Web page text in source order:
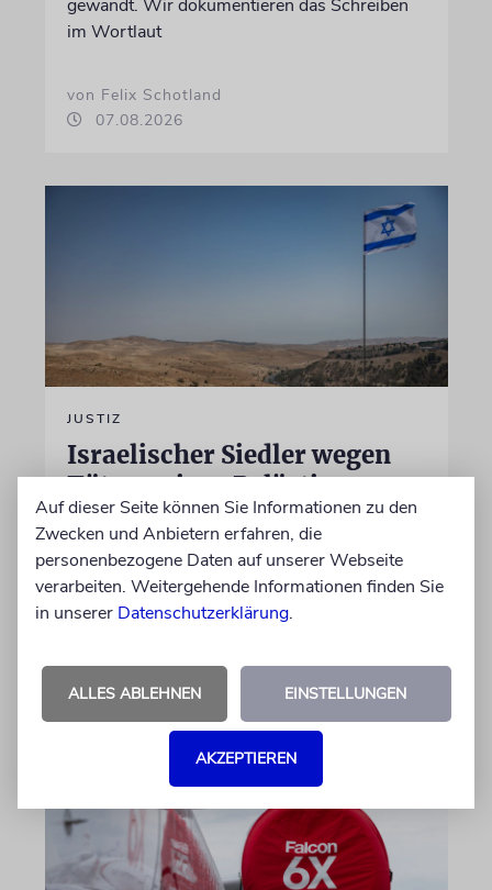
gewandt. Wir dokumentieren das Schreiben
im Wortlaut
von Felix Schotland
07.08.2026
JUSTIZ
Israelischer Siedler wegen
Tötung eines Palästinensers
angeklagt
Der getötete Aktivist setzte sich gegen
Siedlergewalt ein und war an dem Oscar-
prämierten Film »No Other Land« beteiligt.
07.08.2026
Auf dieser Seite können Sie Informationen zu den
Zwecken und Anbietern erfahren, die
personenbezogene Daten auf unserer Webseite
verarbeiten. Weitergehende Informationen finden Sie
in unserer Datenschutzerklärung.
ALLES ABLEHNEN EINSTELLUNGEN
AKZEPTIEREN